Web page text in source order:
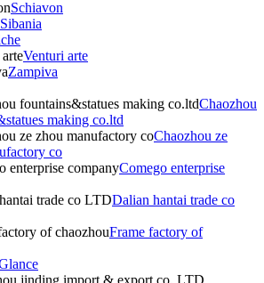
Schiavon
Sibania
Venturi arte
Zampiva
Chaozhou
making co.ltd
Chaozhou ze
co
Comego enterprise
Dalian hantai trade co
Frame factory of